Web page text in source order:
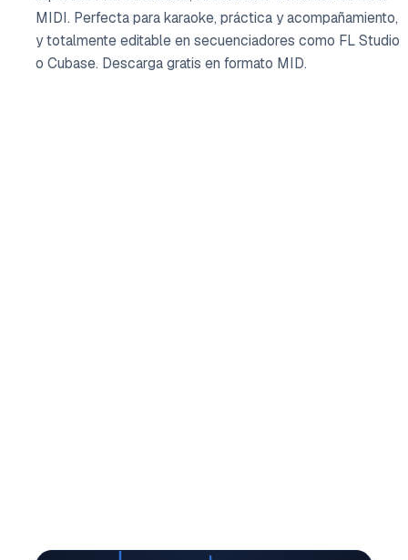
MIDI. Perfecta para karaoke, práctica y acompañamiento,
y totalmente editable en secuenciadores como FL Studio
o Cubase. Descarga gratis en formato MID.